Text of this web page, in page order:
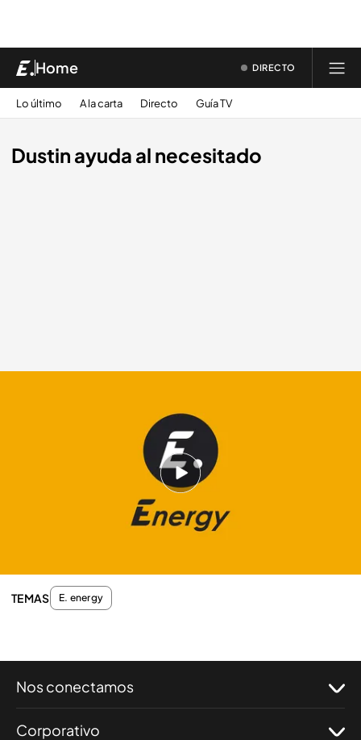
Home DIRECTO
Lo último A la carta Directo Guía TV
Dustin ayuda al necesitado
El luchador también tiene un lado sensible y ayuda
TEMAS E. energy
Nos conectamos
Corporativo